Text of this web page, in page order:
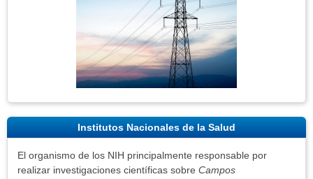
Institutos Nacionales de la Salud
El organismo de los NIH principalmente responsable por
realizar investigaciones científicas sobre Campos